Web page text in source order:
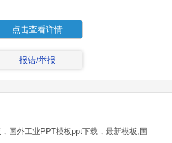
点击查看详情
报错/举报
国外工业PPT模板ppt下载，最新模板,国